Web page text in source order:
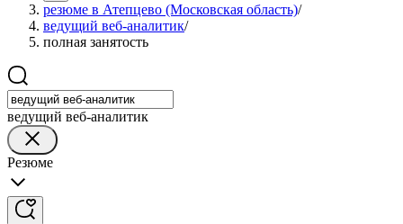
резюме в Атепцево (Московская область)/
ведущий веб-аналитик/
полная занятость
ведущий веб-аналитик
Резюме